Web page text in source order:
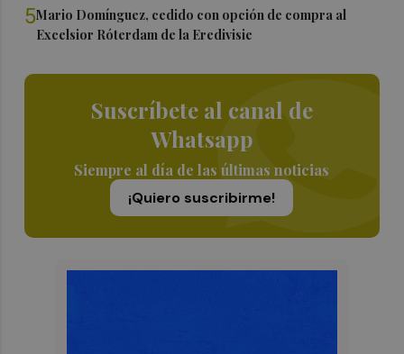
5Mario Domínguez, cedido con opción de compra al
Excelsior Róterdam de la Eredivisie
Suscríbete al canal de
Whatsapp
Siempre al día de las últimas noticias
¡Quiero suscribirme!